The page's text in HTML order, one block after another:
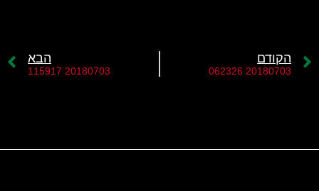
הקודם
20180703 062326
הבא
20180703 115917